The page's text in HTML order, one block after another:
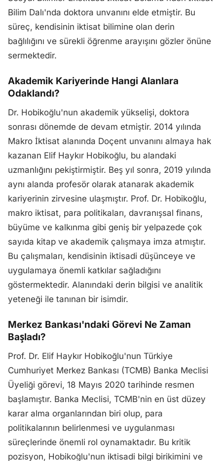
Bilim Dalı'nda doktora unvanını elde etmiştir. Bu
süreç, kendisinin iktisat bilimine olan derin
bağlılığını ve sürekli öğrenme arayışını gözler önüne
sermektedir.
Akademik Kariyerinde Hangi Alanlara
Odaklandı?
Dr. Hobikoğlu'nun akademik yükselişi, doktora
sonrası dönemde de devam etmiştir. 2014 yılında
Makro İktisat alanında Doçent unvanını almaya hak
kazanan Elif Haykır Hobikoğlu, bu alandaki
uzmanlığını pekiştirmiştir. Beş yıl sonra, 2019 yılında
aynı alanda profesör olarak atanarak akademik
kariyerinin zirvesine ulaşmıştır. Prof. Dr. Hobikoğlu,
makro iktisat, para politikaları, davranışsal finans,
büyüme ve kalkınma gibi geniş bir yelpazede çok
sayıda kitap ve akademik çalışmaya imza atmıştır.
Bu çalışmaları, kendisinin iktisadi düşünceye ve
uygulamaya önemli katkılar sağladığını
göstermektedir. Alanındaki derin bilgisi ve analitik
yeteneği ile tanınan bir isimdir.
Merkez Bankası'ndaki Görevi Ne Zaman
Başladı?
Prof. Dr. Elif Haykır Hobikoğlu'nun Türkiye
Cumhuriyet Merkez Bankası (TCMB) Banka Meclisi
Üyeliği görevi, 18 Mayıs 2020 tarihinde resmen
başlamıştır. Banka Meclisi, TCMB'nin en üst düzey
karar alma organlarından biri olup, para
politikalarının belirlenmesi ve uygulanması
süreçlerinde önemli rol oynamaktadır. Bu kritik
pozisyon, Hobikoğlu'nun iktisadi bilgi birikimini ve